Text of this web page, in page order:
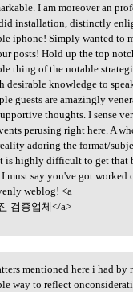
I am moreover an
installation, distinctly
iphone! Simply wanted to
posts! Hold up the top
thing of the notable
desirable knowledge to
guests are amazingly
thoughts. I sense
perusing right here. A
adoring the format/
it is highly difficult to get
must say you've got worked
weblog! <a
검증업체</a>
mentioned here i had by
way to reflect